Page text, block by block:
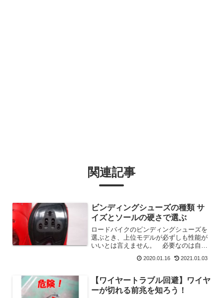
関連記事
ビンディングシューズの種類 サ
イズとソールの硬さで選ぶ
ロードバイクのビンディングシューズを
選ぶとき、上位モデルが必ずしも性能が
いいとは言えません。 必要なのは自分
硬いものだと足裏がシビレたりしてつら
いソールの方が楽に走れる場合もあるの
でソールの硬さで選びましょう。
2020.01.16 2021.01.03
【ワイヤートラブル回避】ワイヤ
ーが切れる前兆を知ろう！